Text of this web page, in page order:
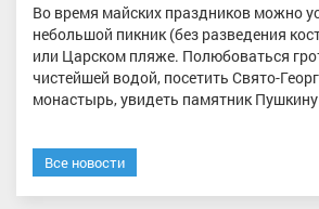
Во время майских праздников можно
небольшой пикник (без разведения
или Царском пляже. Полюбоваться
чистейшей водой, посетить Свято-
монастырь, увидеть памятник Пушкину
Все новости